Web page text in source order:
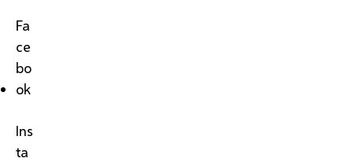
Fa
ce
bo
ok
Ins
ta